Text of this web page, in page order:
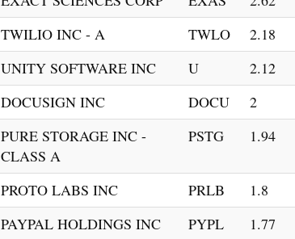
TWILIO INC - A TWLO 2.18
UNITY SOFTWARE INC U 2.12
DOCUSIGN INC DOCU 2
PURE STORAGE INC -
CLASS A
PSTG 1.94
PROTO LABS INC PRLB 1.8
PAYPAL HOLDINGS INC PYPL 1.77